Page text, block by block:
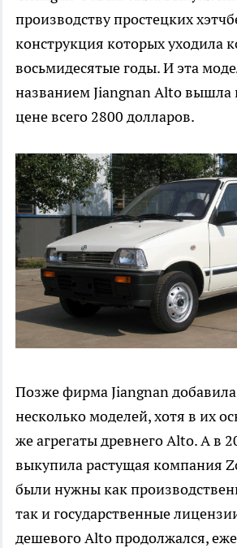
производству простецких
конструкция которых уходила
восьмидесятые годы. И эта
названием Jiangnan Alto вышла
цене всего 2800 долларов.
Позже фирма Jiangnan
несколько моделей, хотя в их
же агрегаты древнего Alto. А в
выкупила растущая компания
были нужны как
так и государственные
дешевого Alto продолжался,